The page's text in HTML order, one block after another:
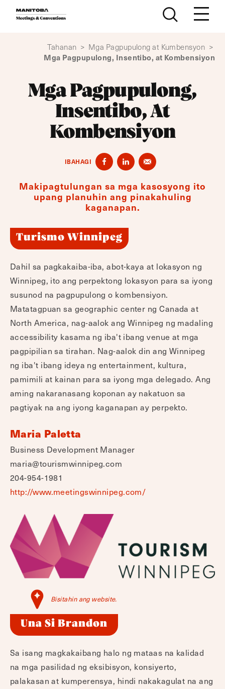
Lumaktaw sa nilalaman
Tahanan > Mga Pagpupulong at Kumbensyon >
Mga Pagpupulong, Insentibo, at Kombensiyon
Mga Pagpupulong,
Insentibo, At
Kombensiyon
IBAHAGI
Makipagtulungan sa mga kasosyong ito
upang planuhin ang pinakahuling
kaganapan.
Turismo Winnipeg
Bisitahin ang website.
Dahil sa pagkakaiba-iba, abot-kaya at lokasyon ng
Winnipeg, ito ang perpektong lokasyon para sa iyong
susunod na pagpupulong o kombensiyon.
Matatagpuan sa geographic center ng Canada at
North America, nag-aalok ang Winnipeg ng madaling
accessibility kasama ng iba't ibang venue at mga
pagpipilian sa tirahan. Nag-aalok din ang Winnipeg
ng iba't ibang ideya ng entertainment, kultura,
pamimili at kainan para sa iyong mga delegado. Ang
aming nakaranasang koponan ay nakatuon sa
pagtiyak na ang iyong kaganapan ay perpekto.
Maria Paletta
Business Development Manager
maria@tourismwinnipeg.com
204-954-1981
http://www.meetingswinnipeg.com/
Una Si Brandon
Sa isang magkakaibang halo ng mataas na kalidad
na mga pasilidad ng eksibisyon, konsiyerto,
palakasan at kumperensya, hindi nakakagulat na ang